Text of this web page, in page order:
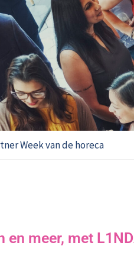
Week van de horeca
en meer, met